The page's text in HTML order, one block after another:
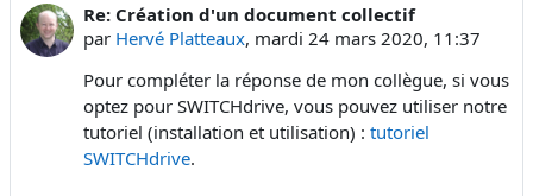
Re: Création d'un document collectif
par Hervé Platteaux, mardi 24 mars 2020, 11:37
Nombre de réponses : 0
Pour compléter la réponse de mon collègue, si vous
optez pour SWITCHdrive, vous pouvez utiliser notre
tutoriel (installation et utilisation) : tutoriel
SWITCHdrive.